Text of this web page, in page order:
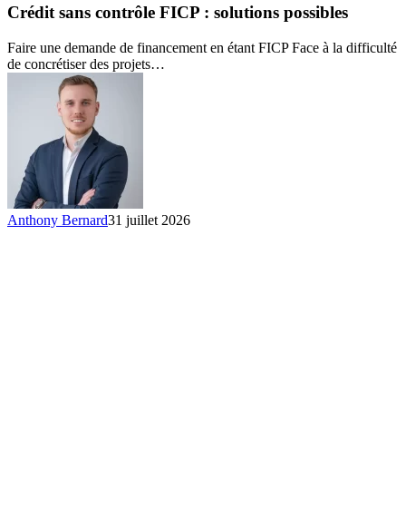
contrôle
solutions
Crédit sans contrôle FICP : solutions possibles
Faire une demande de financement en étant FICP Face à la difficulté
de concrétiser des projets…
Anthony Bernard31 juillet 2026